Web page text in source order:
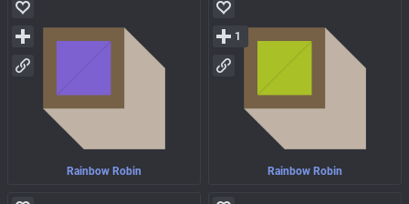
Rainbow Robin Rainbow Robin
1